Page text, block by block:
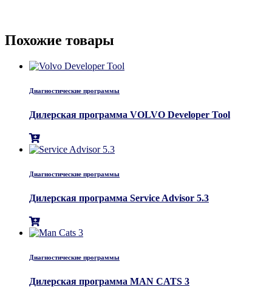
Похожие товары
Диагностические программы
Дилерская программа VOLVO Developer Tool
Диагностические программы
Дилерская программа Service Advisor 5.3
Диагностические программы
Дилерская программа MAN CATS 3